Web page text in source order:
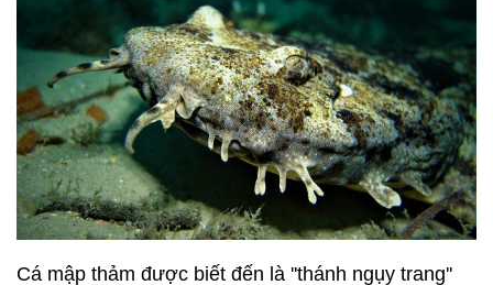
Cá mập thảm được biết đến là ''thánh ngụy trang''